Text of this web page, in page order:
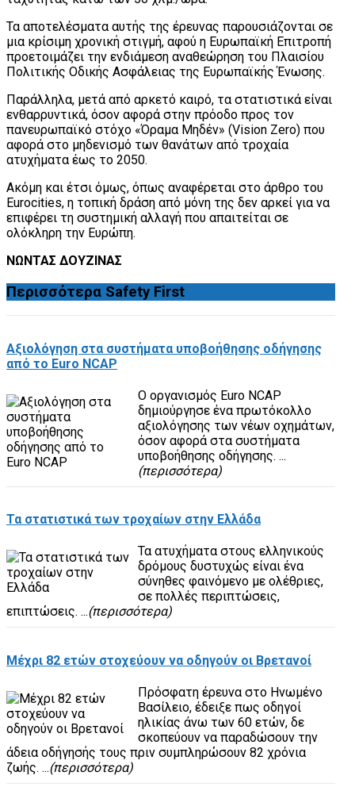
Τα αποτελέσματα αυτής της έρευνας παρουσιάζονται σε
μια κρίσιμη χρονική στιγμή, αφού η Ευρωπαϊκή Επιτροπή
προετοιμάζει την ενδιάμεση αναθεώρηση του Πλαισίου
Πολιτικής Οδικής Ασφάλειας της Ευρωπαϊκής Ένωσης.
Παράλληλα, μετά από αρκετό καιρό, τα στατιστικά είναι
ενθαρρυντικά, όσον αφορά στην πρόοδο προς τον
πανευρωπαϊκό στόχο «Όραμα Μηδέν» (Vision Zero) που
αφορά στο μηδενισμό των θανάτων από τροχαία
ατυχήματα έως το 2050.
Ακόμη και έτσι όμως, όπως αναφέρεται στο άρθρο του
Eurocities, η τοπική δράση από μόνη της δεν αρκεί για να
επιφέρει τη συστημική αλλαγή που απαιτείται σε
ολόκληρη την Ευρώπη.
ΝΩΝΤΑΣ ΔΟΥΖΙΝΑΣ
Περισσότερα Safety First
Αξιολόγηση στα συστήματα υποβοήθησης οδήγησης
από το Euro NCAP
Ο οργανισμός Euro NCAP
δημιούργησε ένα πρωτόκολλο
αξιολόγησης των νέων οχημάτων,
όσον αφορά στα συστήματα
υποβοήθησης οδήγησης. ...
(περισσότερα)
Τα στατιστικά των τροχαίων στην Ελλάδα
Τα ατυχήματα στους ελληνικούς
δρόμους δυστυχώς είναι ένα
σύνηθες φαινόμενο με ολέθριες,
σε πολλές περιπτώσεις,
επιπτώσεις. ...(περισσότερα)
Μέχρι 82 ετών στοχεύουν να οδηγούν οι Βρετανοί
Πρόσφατη έρευνα στο Ηνωμένο
Βασίλειο, έδειξε πως οδηγοί
ηλικίας άνω των 60 ετών, δε
σκοπεύουν να παραδώσουν την
άδεια οδήγησής τους πριν συμπληρώσουν 82 χρόνια
ζωής. ...(περισσότερα)